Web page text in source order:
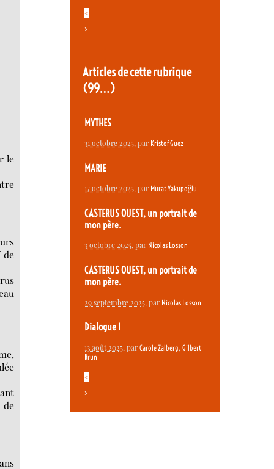
le
<
>
Articles de cette rubrique
(99…)
MYTHES
31 octobre 2025, par Kristof Guez
MARIE
17 octobre 2025, par Murat Yakupoğlu
CASTERUS OUEST, un portrait de
mon père.
3 octobre 2025, par Nicolas Losson
CASTERUS OUEST, un portrait de
mon père.
29 septembre 2025, par Nicolas Losson
Dialogue 1
13 août 2025, par Carole Zalberg, Gilbert
Brun
<
>